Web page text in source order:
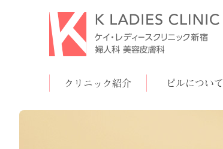
クリニック紹介 ピルについて
低用量ピル